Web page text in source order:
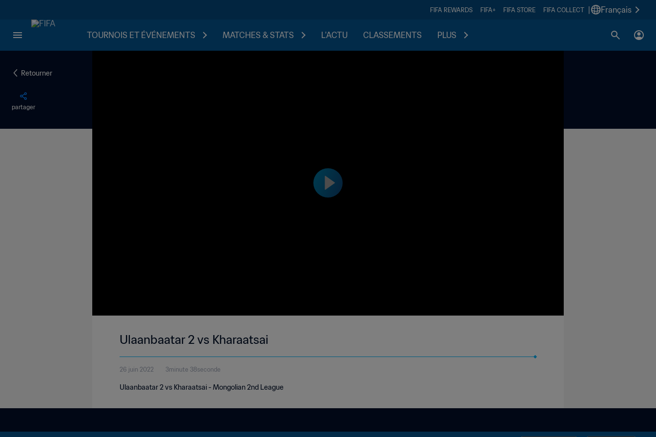
FIFA REWARDS FIFA+ FIFA STORE FIFA COLLECT Français
TOURNOIS ET ÉVÉNEMENTS MATCHES & STATS L'ACTU CLASSEMENTS PLUS
Retourner
partager
Ulaanbaatar 2 vs Kharaatsai
26 juin 2022 3minute 38seconde
Ulaanbaatar 2 vs Kharaatsai - Mongolian 2nd League